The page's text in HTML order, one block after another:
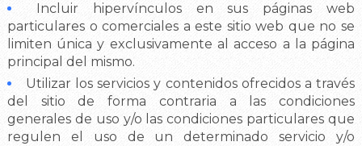
Incluir hipervínculos en sus páginas web
particulares o comerciales a este sitio web que no se
limiten única y exclusivamente al acceso a la página
principal del mismo.
Utilizar los servicios y contenidos ofrecidos a través
del sitio de forma contraria a las condiciones
generales de uso y/o las condiciones particulares que
regulen el uso de un determinado servicio y/o